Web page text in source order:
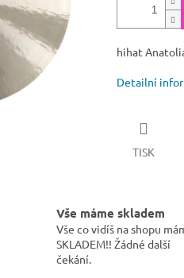
hihat
Detailní
TISK
Vše máme skladem
Vše co vidíš na shopu
SKLADEM!! Žádné další
čekání.